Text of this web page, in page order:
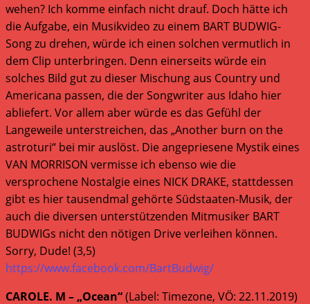
wehen? Ich komme einfach nicht drauf. Doch hätte ich
die Aufgabe, ein Musikvideo zu einem BART BUDWIG-
Song zu drehen, würde ich einen solchen vermutlich in
dem Clip unterbringen. Denn einerseits würde ein
solches Bild gut zu dieser Mischung aus Country und
Americana passen, die der Songwriter aus Idaho hier
abliefert. Vor allem aber würde es das Gefühl der
Langeweile unterstreichen, das „Another burn on the
astroturi“ bei mir auslöst. Die angepriesene Mystik eines
VAN MORRISON vermisse ich ebenso wie die
versprochene Nostalgie eines NICK DRAKE, stattdessen
gibt es hier tausendmal gehörte Südstaaten-Musik, der
auch die diversen unterstützenden Mitmusiker BART
BUDWIGs nicht den nötigen Drive verleihen können.
Sorry, Dude! (3,5)
https://www.facebook.com/BartBudwig/
CAROLE. M – „Ocean“(Label: Timezone, VÖ: 22.11.2019)